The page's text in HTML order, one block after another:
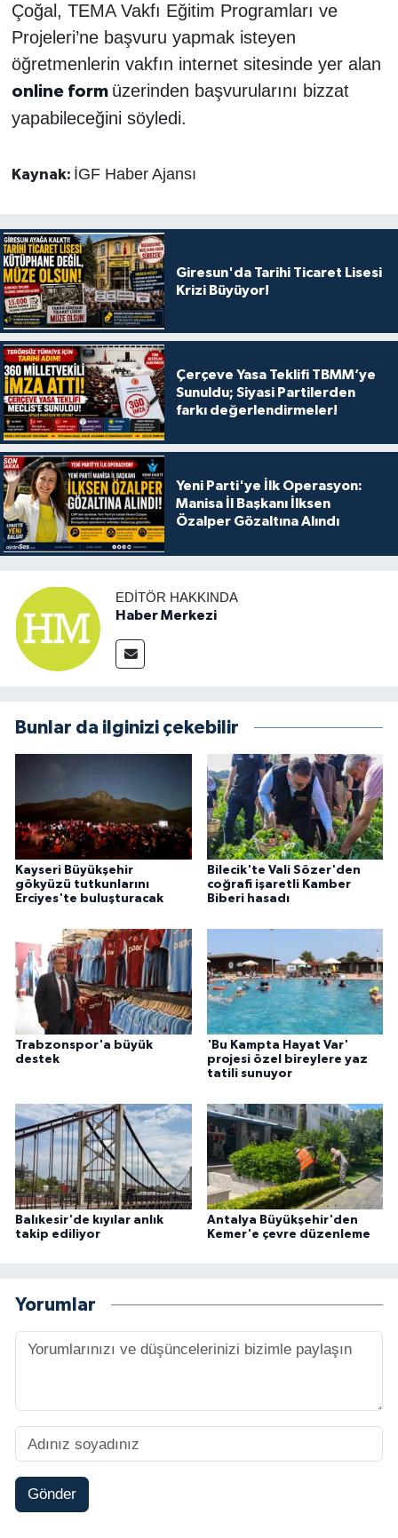
Çoğal, TEMA Vakfı Eğitim Programları ve
Projeleri’ne başvuru yapmak isteyen
öğretmenlerin vakfın internet sitesinde yer alan
online form üzerinden başvurularını bizzat
yapabileceğini söyledi.
Kaynak: İGF Haber Ajansı
Giresun'da Tarihi Ticaret Lisesi
Krizi Büyüyor!
Çerçeve Yasa Teklifi TBMM’ye
Sunuldu; Siyasi Partilerden
farkı değerlendirmeler!
Yeni Parti'ye İlk Operasyon:
Manisa İl Başkanı İlksen
Özalper Gözaltına Alındı
EDITÖR HAKKINDA
Haber Merkezi
Bunlar da ilginizi çekebilir
Kayseri Büyükşehir
gökyüzü tutkunlarını
Erciyes'te buluşturacak
Bilecik'te Vali Sözer'den
coğrafi işaretli Kamber
Biberi hasadı
Trabzonspor'a büyük
destek
'Bu Kampta Hayat Var'
projesi özel bireylere yaz
tatili sunuyor
Balıkesir'de kıyılar anlık
takip ediliyor
Antalya Büyükşehir'den
Kemer'e çevre düzenleme
Yorumlar
Gönder